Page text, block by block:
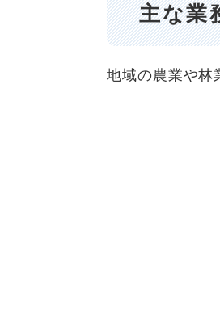
主な業
地域の農業や林